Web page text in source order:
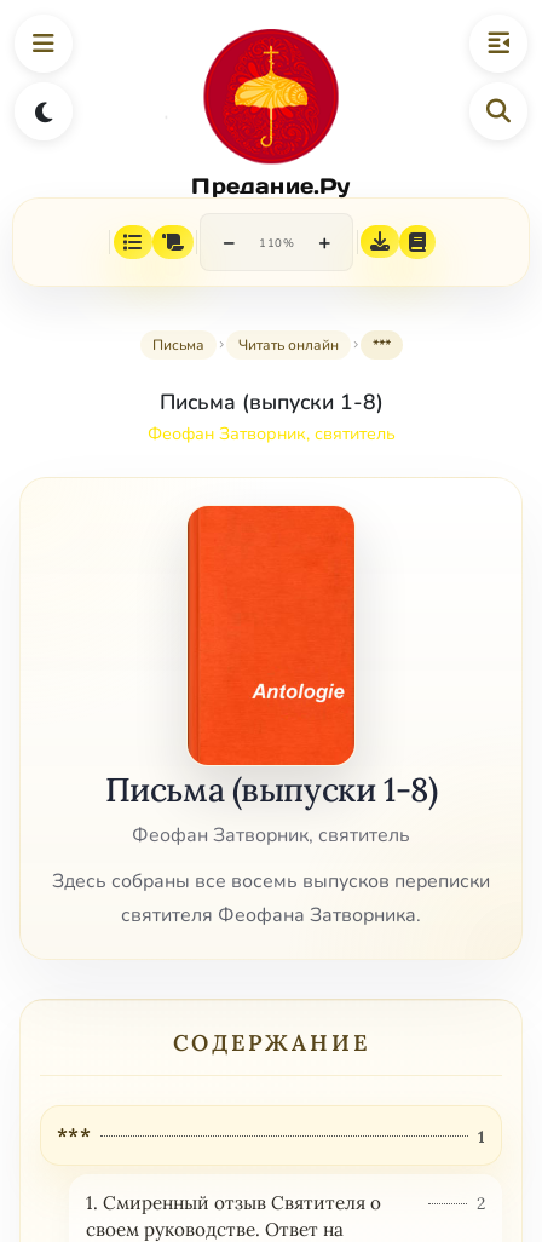
Предание.Ру
− 110% +
Письма Читать онлайн ***
Письма (выпуски 1-8)
Феофан Затворник, святитель
Письма (выпуски 1-8)
Феофан Затворник, святитель
Здесь собраны все восемь выпусков переписки
святителя Феофана Затворника.
СОДЕРЖАНИЕ
*** 1
1. Смиренный отзыв Святителя о
своем руководстве. Ответ на
2